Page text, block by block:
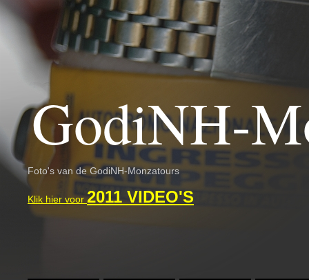
GodiNH-
Foto's van de GodiNH-Monzatours
Klik hier voor2011 VIDEO'S